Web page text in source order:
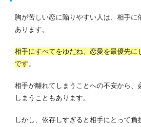
胸が苦しい恋に陥りやすい人は、相手に
あります。
相手にすべてをゆだね、恋愛を最優先に
です。
相手が離れてしまうことへの不安から、
しまうこともあります。
しかし、依存しすぎると相手にとって負